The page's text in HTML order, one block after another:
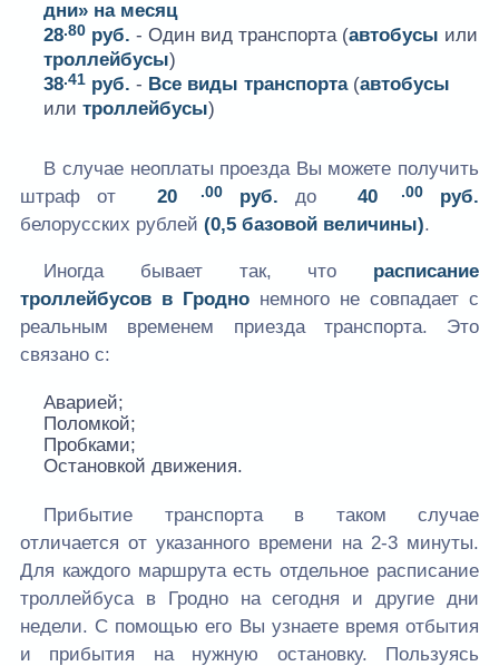
дни» на месяц
28.80 руб. - Один вид транспорта (автобусы или
троллейбусы)
38.41 руб. - Все виды транспорта(автобусы
илитроллейбусы)
В случае неоплаты проезда Вы можете получить
штраф от
20 .00руб. до 40 .00руб.
белорусских рублей (0,5 базовой величины).
Иногда бывает так, что расписание
троллейбусов в Гродно немного не совпадает с
реальным временем приезда транспорта. Это
связано с:
Аварией;
Поломкой;
Пробками;
Остановкой движения.
Прибытие транспорта в таком случае
отличается от указанного времени на 2-3 минуты.
Для каждого маршрута есть отдельное расписание
троллейбуса в Гродно на сегодня и другие дни
недели. С помощью его Вы узнаете время отбытия
и прибытия на нужную остановку. Пользуясь